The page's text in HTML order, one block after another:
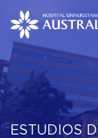
ESTUDIOS